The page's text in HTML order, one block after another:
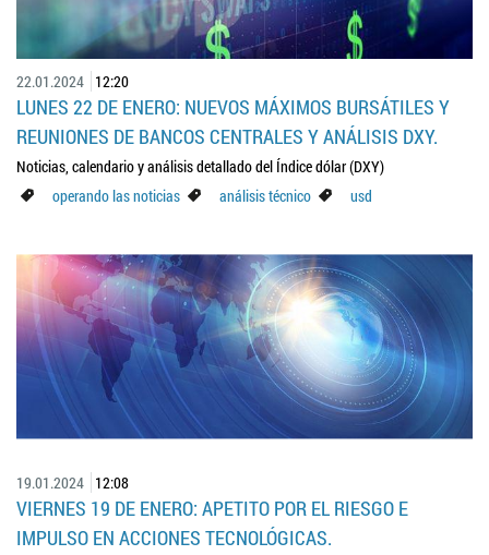
22.01.2024 12:20
LUNES 22 DE ENERO: NUEVOS MÁXIMOS BURSÁTILES Y
REUNIONES DE BANCOS CENTRALES Y ANÁLISIS DXY.
Noticias, calendario y análisis detallado del Índice dólar (DXY)
operando las noticias
análisis técnico usd
19.01.2024 12:08
VIERNES 19 DE ENERO: APETITO POR EL RIESGO E
IMPULSO EN ACCIONES TECNOLÓGICAS.